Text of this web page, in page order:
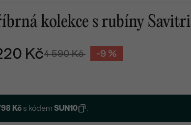
kolekce s rubíny Savitri
Kč4 590 Kč -9 %
Kč s kódemSUN10 .